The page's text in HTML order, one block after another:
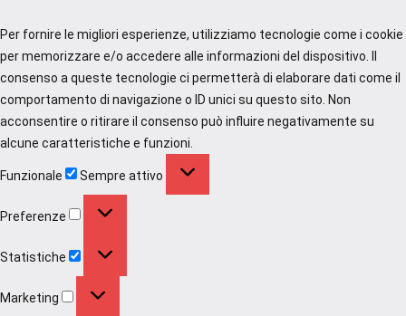
Per fornire le migliori esperienze, utilizziamo tecnologie come i cookie
per memorizzare e/o accedere alle informazioni del dispositivo. Il
consenso a queste tecnologie ci permetterà di elaborare dati come il
comportamento di navigazione o ID unici su questo sito. Non
acconsentire o ritirare il consenso può influire negativamente su
alcune caratteristiche e funzioni.
Funzionale Sempre attivo
Preferenze
Statistiche
Marketing